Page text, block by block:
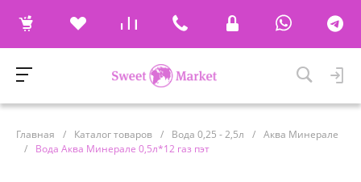
Главная / Каталог товаров / Вода 0,25 - 2,5л / Аква Минерале
/
Вода Аква Минерале 0,5л*12 газ пэт